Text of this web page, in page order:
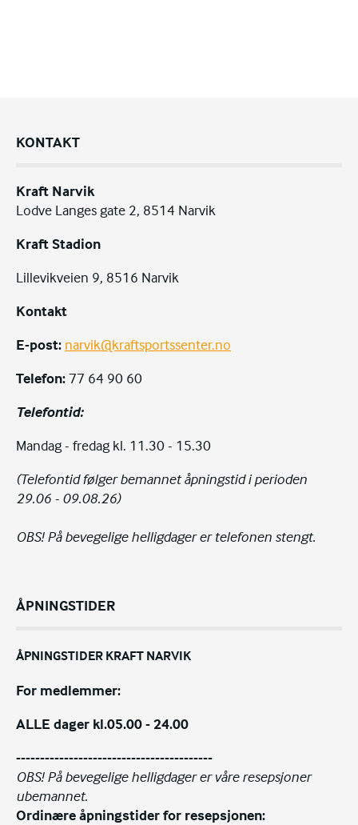
KONTAKT
Kraft Narvik
Lodve Langes gate 2, 8514 Narvik
Kraft Stadion
Lillevikveien 9, 8516 Narvik
Kontakt
E-post: narvik@kraftsportssenter.no
Telefon:77 64 90 60
Telefontid:
Mandag - fredag kl. 11.30 - 15.30
(Telefontid følger bemannet åpningstid i perioden
29.06 - 09.08.26)
OBS! På bevegelige helligdager er telefonen stengt.
ÅPNINGSTIDER
ÅPNINGSTIDER KRAFT NARVIK
For medlemmer:
ALLE dager kl.05.00 - 24.00
-----------------------------------------
OBS! På bevegelige helligdagerer våreresepsjoner
ubemannet.
Ordinære åpningstider for resepsjonen: